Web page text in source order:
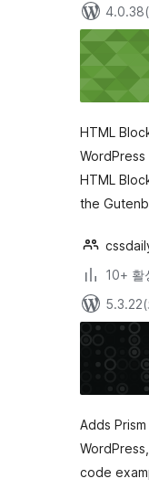
HTML
HTML
the
10+ 활
Adds
code